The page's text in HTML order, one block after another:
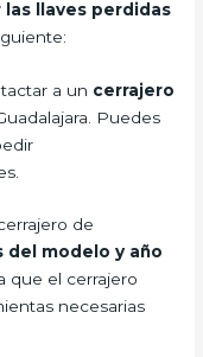
llaves perdidas
a un cerrajero
Puedes
de
modelo y año
que el cerrajero
necesarias